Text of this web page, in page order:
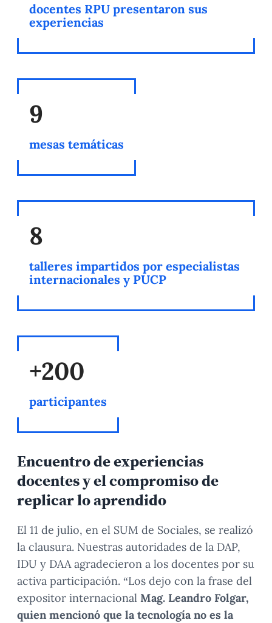
docentes RPU presentaron sus
experiencias
9
mesas temáticas
8
talleres impartidos por especialistas
internacionales y PUCP
+200
participantes
Encuentro de experiencias
docentes y el compromiso de
replicar lo aprendido
El 11 de julio, en el SUM de Sociales, se realizó
la clausura. Nuestras autoridades de la DAP,
IDU y DAA agradecieron a los docentes por su
activa participación. “Los dejo con la frase del
expositor internacional Mag. Leandro Folgar,
quien mencionó que la tecnología no es la